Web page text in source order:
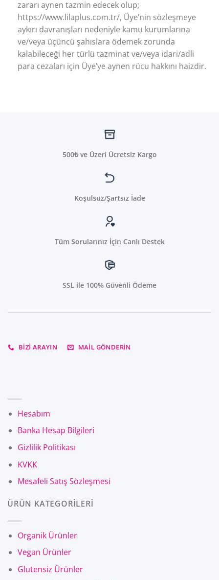
zararı aynen tazmin edecek olup;
https://www.lilaplus.com.tr/, Üye’nin sözleşmeye
aykırı davranışları nedeniyle kamu kurumlarına
ve/veya üçüncü şahıslara ödemek zorunda
kalabileceği her türlü tazminat ve/veya idari/adli
para cezaları için Üye’ye aynen rücu hakkını haizdir.
500₺ ve Üzeri Ücretsiz Kargo
Koşulsuz/Şartsız İade
Tüm Sorularınız İçin Canlı Destek
SSL ile 100% Güvenli Ödeme
BIZI ARAYIN MAIL GÖNDERIN
Hesabım
Banka Hesap Bilgileri
Gizlilik Politikası
KVKK
Mesafeli Satış Sözleşmesi
ÜRÜN KATEGORİLERİ
Organik Ürünler
Vegan Ürünler
Glutensiz Ürünler